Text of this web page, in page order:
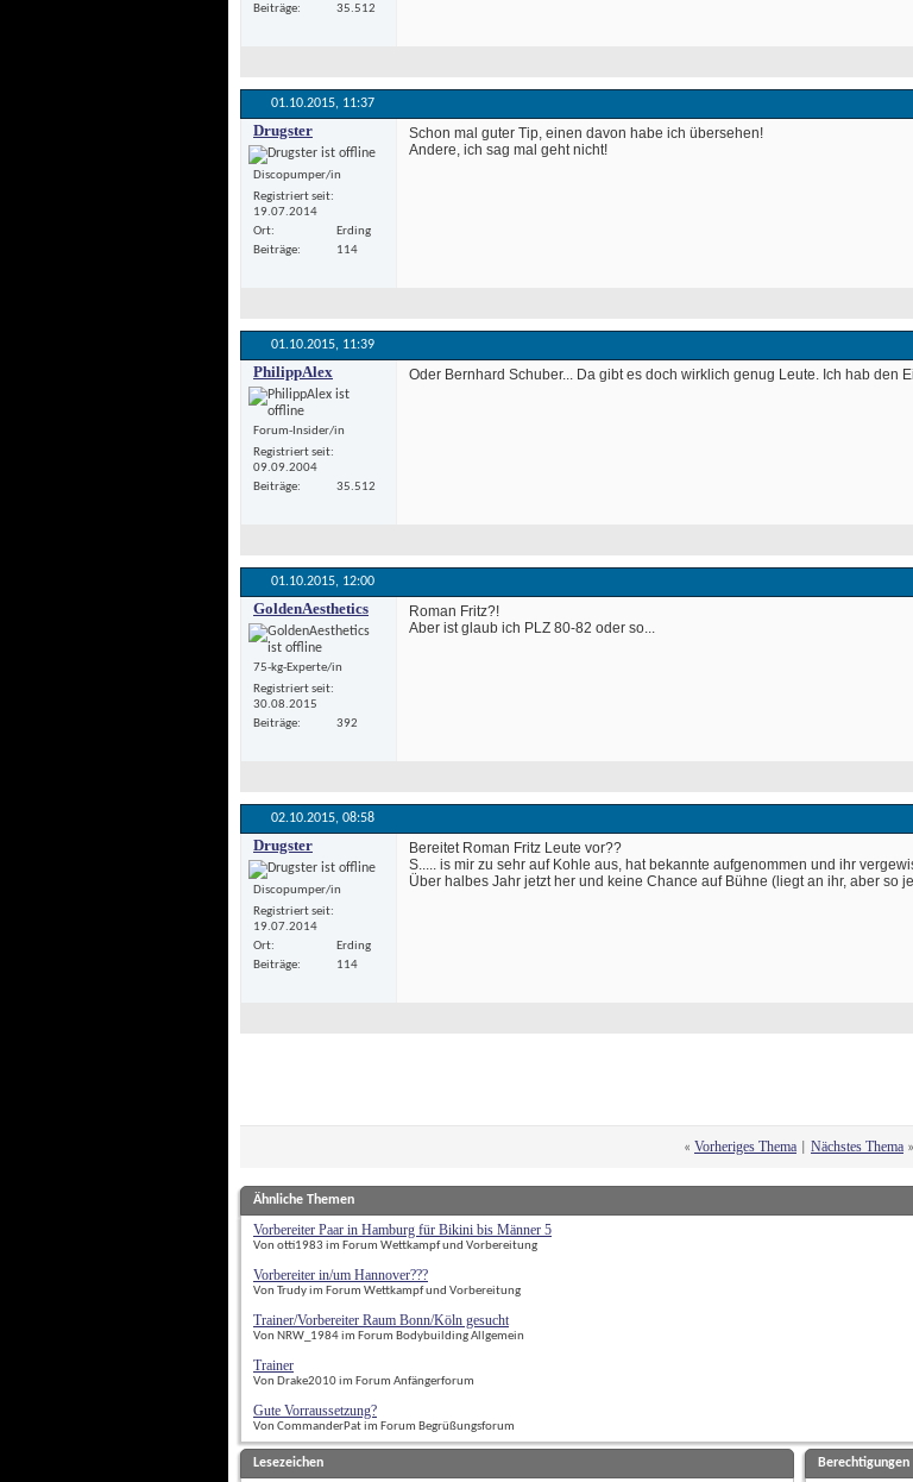
Beiträge
35.512
01.10.2015, 11:37
Drugster
Discopumper/in
Registriert seit
19.07.2014
Ort
Erding
Beiträge
114
Schon mal guter Tip, einen davon habe ich übersehen!
Andere, ich sag mal geht nicht!
01.10.2015, 11:39
PhilippAlex
Forum-Insider/in
Registriert seit
09.09.2004
Beiträge
35.512
Oder Bernhard Schuber... Da gibt es doch wirklich genug Leute. Ich hab den
01.10.2015, 12:00
GoldenAesthetics
75-kg-Experte/in
Registriert seit
30.08.2015
Beiträge
392
Roman Fritz?!
Aber ist glaub ich PLZ 80-82 oder so...
02.10.2015, 08:58
Drugster
Discopumper/in
Registriert seit
19.07.2014
Ort
Erding
Beiträge
114
Bereitet Roman Fritz Leute vor??
S..... is mir zu sehr auf Kohle aus, hat bekannte aufgenommen und ihr
Über halbes Jahr jetzt her und keine Chance auf Bühne (liegt an ihr, aber so
« Vorheriges Thema Nächstes Thema »
Ähnliche Themen
Vorbereiter Paar in Hamburg für Bikini bis Männer 5
Von otti1983 im Forum Wettkampf und Vorbereitung
Vorbereiter in/um Hannover???
Von Trudy im Forum Wettkampf und Vorbereitung
Trainer/Vorbereiter Raum Bonn/Köln gesucht
Von NRW_1984 im Forum Bodybuilding Allgemein
Trainer
Von Drake2010 im Forum Anfängerforum
Gute Vorraussetzung?
Von CommanderPat im Forum Begrüßungsforum
Lesezeichen Berechtigungen